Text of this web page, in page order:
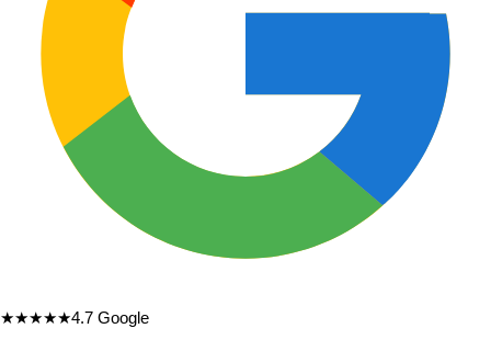
★★★★★4.7 Google